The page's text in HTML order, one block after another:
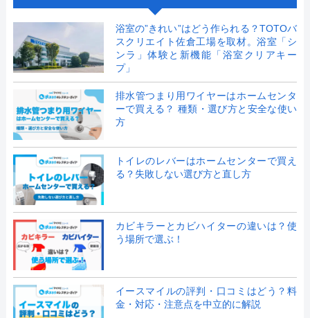
浴室の”きれい”はどう作られる？TOTOバ
スクリエイト佐倉工場を取材。浴室「シ
ンラ」体験と新機能「浴室クリアキー
プ」
排水管つまり用ワイヤーはホームセンタ
ーで買える？ 種類・選び方と安全な使い
方
トイレのレバーはホームセンターで買え
る？失敗しない選び方と直し方
カビキラーとカビハイターの違いは？使
う場所で選ぶ！
イースマイルの評判・口コミはどう？料
金・対応・注意点を中立的に解説